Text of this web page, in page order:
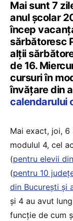
Mai sunt 7
anul școlar
încep
sărbătoresc
alții
de 16.
cursuri în
învățare din
calendarului
Mai exact, joi,
modulul 4, cel
(pentru elevii
(pentru 10
din București și
și 4 au avut
funcție de cum